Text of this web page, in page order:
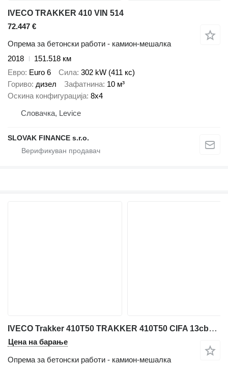
IVECO TRAKKER 410 VIN 514
72.447 €
Опрема за бетонски работи - камион-мешалка
2018
151.518 км
Евро Euro 6 Сила 302 kW (411 кс)
Гориво дизел Зафатнина 10 м³
Оскина конфигурација 8x4
Словачка, Levice
SLOVAK FINANCE s.r.o.
IVECO Trakker 410T50 TRAKKER 410T50 CIFA 13cbm 8x4 40Ton
Цена на барање
Опрема за бетонски работи - камион-мешалка